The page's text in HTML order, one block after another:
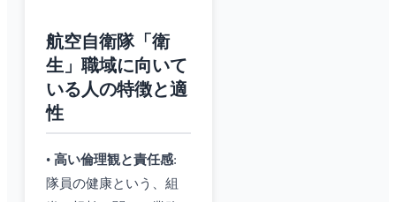
航空自衛隊「衛
生」職域に向いて
いる人の特徴と適
性
• 高い倫理観と責任感:
隊員の健康という、組